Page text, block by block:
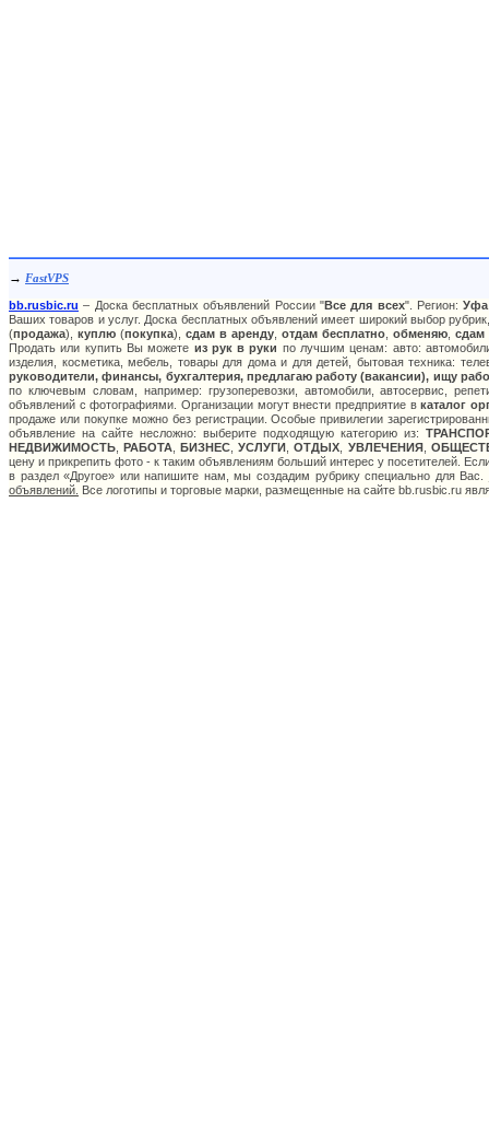
→ FastVPS
bb.rusbic.ru – Доска бесплатных объявлений России "Все для всех". Регион:Уфа
Ваших товаров и услуг. Доска бесплатных объявлений имеет широкий выбор
(продажа), куплю (покупка), сдам в аренду отдам бесплатно обменяю сдам
Продать или купить Вы можете из рук в руки по лучшим ценам: авто:
изделия, косметика, мебель, товары для дома и для детей, бытовая техника:
руководители, финансы, бухгалтерия, предлагаю работу (вакансии), ищу
по ключевым словам, например: грузоперевозки, автомобили, автосервис,
объявлений с фотографиями. Организации могут внести предприятие вкаталог
продаже или покупке можно без регистрации. Особые привилегии
объявление на сайте несложно: выберите подходящую категорию из:
НЕДВИЖИМОСТЬ ,РАБОТА ,БИЗНЕС ,УСЛУГИ ,ОТДЫХ УВЛЕЧЕНИЯ,
цену и прикрепить фото - к таким объявлениям больший интерес у посетителей.
в раздел «Другое» или напишите нам, мы создадим рубрику специально для Вас.
объявлений. Все логотипы и торговые марки, размещенные на сайте bb.rusbic.ru